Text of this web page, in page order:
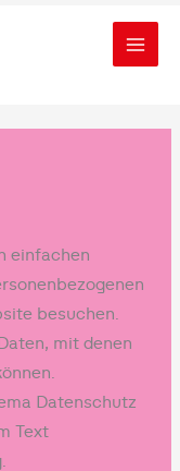
einfachen
besuchen.
mit denen
Datenschutz
Text